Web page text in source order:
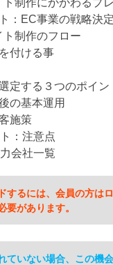
ト制作にかかわるプ
：EC事業の戦略決定
ト制作のフロー
付ける事
定する３つのポイン
の基本運用
施策
：注意点
会社一覧
するには、会員の方は
要があります。
ていない場合、この機会